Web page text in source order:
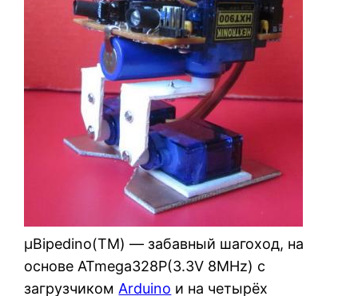
µBipedino(TM) — забавный шагоход, на
основе ATmega328P(3.3V 8MHz) с
загрузчикомArduino и на четырёх